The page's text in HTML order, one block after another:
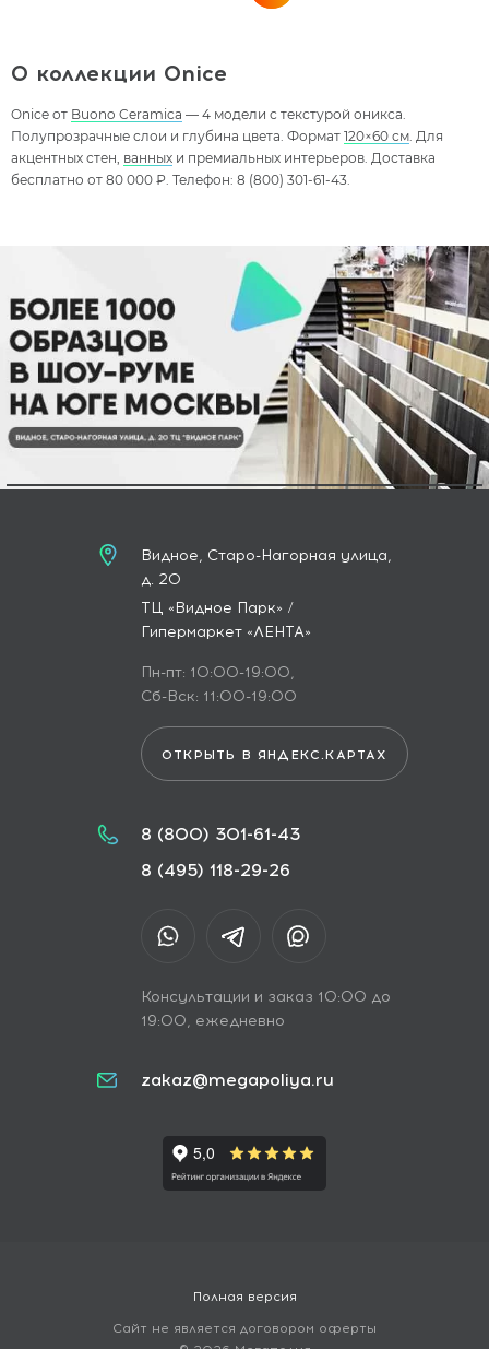
О коллекции Onice
Onice от Buono Ceramica — 4 модели с текстурой оникса.
Полупрозрачные слои и глубина цвета. Формат 120×60 см . Для
акцентных стен, ванных и премиальных интерьеров. Доставка
бесплатно от 80 000 ₽. Телефон: 8 (800) 301-61-43.
Видное, Старо-Нагорная улица,
д. 20
ТЦ «Видное Парк» /
Гипермаркет «ЛЕНТА»
Пн-пт: 10:00-19:00,
Сб-Вск: 11:00-19:00
ОТКРЫТЬ В ЯНДЕКС.КАРТАХ
8 (800) 301-61-43
8 (495) 118-29-26
Консультации и заказ 10:00 до
19:00, ежедневно
zakaz@megapoliya.ru
Полная версия
Сайт не является договором оферты